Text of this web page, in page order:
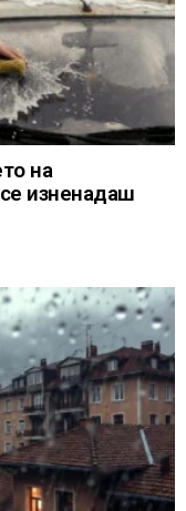
на
изненадаш